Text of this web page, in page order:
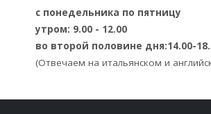
с понедельника по пятницу
утром: 9.00 - 12.00
во второй половине дня:14.00-
(Отвечаем на итальянском и